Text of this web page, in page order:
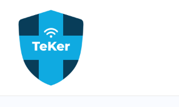
contenido